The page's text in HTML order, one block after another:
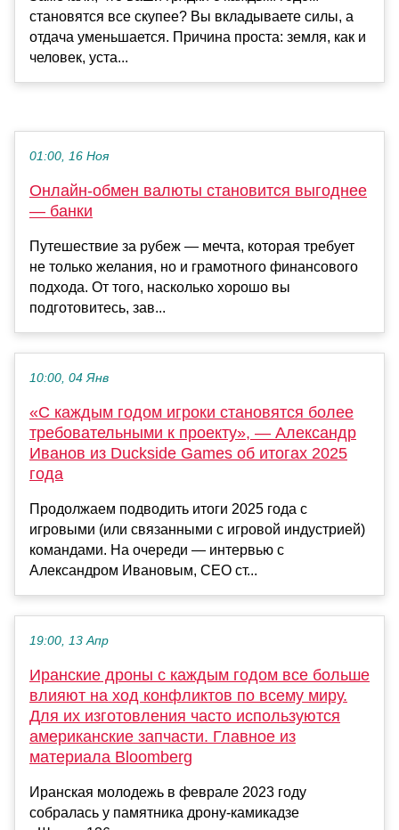
становятся все скупее? Вы вкладываете силы, а
отдача уменьшается. Причина проста: земля, как и
человек, уста...
01:00, 16 Ноя
Онлайн-обмен валюты становится выгоднее
— банки
Путешествие за рубеж — мечта, которая требует
не только желания, но и грамотного финансового
подхода. От того, насколько хорошо вы
подготовитесь, зав...
10:00, 04 Янв
«С каждым годом игроки становятся более
требовательными к проекту», — Александр
Иванов из Duckside Games об итогах 2025
года
Продолжаем подводить итоги 2025 года с
игровыми (или связанными с игровой индустрией)
командами. На очереди — интервью с
Александром Ивановым, CEO ст...
19:00, 13 Апр
Иранские дроны с каждым годом все больше
влияют на ход конфликтов по всему миру.
Для их изготовления часто используются
американские запчасти. Главное из
материала Bloomberg
Иранская молодежь в феврале 2023 году
собралась у памятника дрону-камикадзе